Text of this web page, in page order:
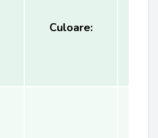
Culoare: